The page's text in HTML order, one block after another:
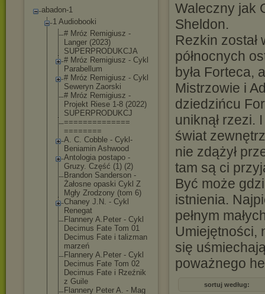
abadon-1
1 Audiobooki
# Mróz Remigiusz -
Langer (2023)
SUPERPRODUKCJA
# Mróz Remigiusz - Cykl
Parabellum
# Mróz Remigiusz - Cykl
Seweryn Zaorski
# Mróz Remigiusz -
Projekt Riese 1-8 (2022)
SUPERPRODUKCJ
==============
========
A. C. Cobble - Cykl-
Beniamin Ashwood
Antologia postapo -
Gruzy. Część (1) (2)
Brandon Sanderson -
Żałosne opaski Cykl Z
Mgły Zrodzony (tom 6)
Chaney J.N. - Cykl
Renegat
Flannery A.Peter - Cykl
Decimus Fate Tom 01
Decimus Fate i talizman
marzeń
Flannery A.Peter - Cykl
Decimus Fate Tom 02
Decimus Fate i Rzeźnik
z Guile
Flannery Peter A. - Mag
Waleczny jak
Sheldon.
Rezkin
północnych
była Forteca,
Mistrzowie i
dziedzińcu
uniknął rzezi.
świat
nie zdążył
tam są ci
Być może
istnienia.
pełnym
Umiejętności,
się
poważnego
sortuj według: